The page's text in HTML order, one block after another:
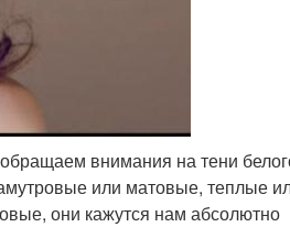
внимания на тени
или матовые, теплые
они кажутся нам абсолютно